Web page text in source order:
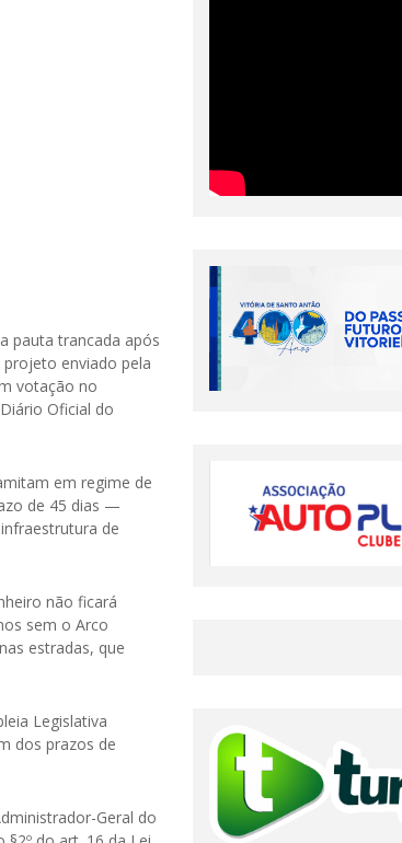
pauta trancada após
enviado pela
votação no
Oficial do
em regime de
de 45 dias —
de
não ficará
sem o Arco
estradas, que
Legislativa
dos prazos de
Geral do